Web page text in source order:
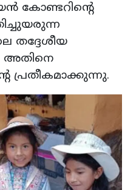
കോണ്ടറിൻ്റെ
തദ്ദേശീയ
അതിനെ
പ്രതീകമാക്കുന്നു.